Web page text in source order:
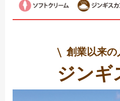
創業以来の
ジンギ